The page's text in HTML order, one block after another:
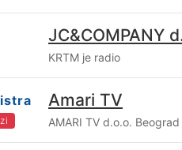
JC&COMPANY
KRTM je radio
Amari TV
AMARI TV d.o.o. Beograd